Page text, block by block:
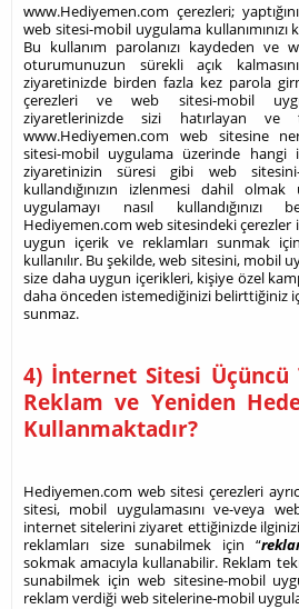
www.Hediyemen.com çerezleri;
web sitesi-mobil uygulama kullanımınızı
Bu kullanım parolanızı kaydeden ve
oturumunuzun sürekli açık
ziyaretinizde birden fazla kez parola
çerezleri ve web sitesi-mobil
ziyaretlerinizde sizi hatırlayan ve
www.Hediyemen.com web sitesine
sitesi-mobil uygulama üzerinde hangi
ziyaretinizin süresi gibi web
kullandığınızın izlenmesi dahil
uygulamayı nasıl kullandığınızı
Hediyemen.com web sitesindeki çerezler
uygun içerik ve reklamları sunmak için
kullanılır. Bu şekilde, web sitesini, mobil
size daha uygun içerikleri, kişiye özel
daha önceden istemediğinizi belirttiğiniz
sunmaz.
4) İnternet Sitesi Üçüncü
Reklam ve Yeniden
Kullanmaktadır?
Hediyemen.com web sitesi çerezleri
sitesi, mobil uygulamasını ve-veya
internet sitelerini ziyaret ettiğinizde
reklamları size sunabilmek için “
sokmak amacıyla kullanabilir. Reklam
sunabilmek için web sitesine-mobil
reklam verdiği web sitelerine-mobil